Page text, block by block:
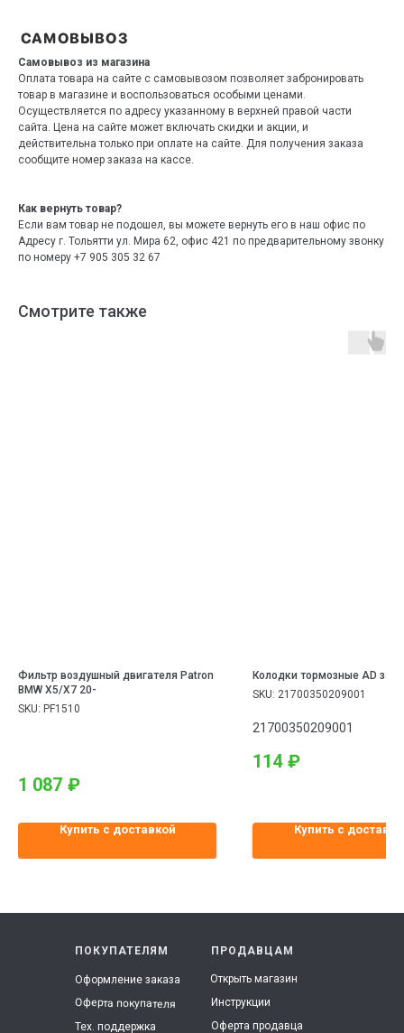
Самовывоз из магазина
Оплата товара на сайте с самовывозом позволяет забронировать
товар в магазине и воспользоваться особыми ценами.
Осуществляется по адресу указанному в верхней правой части
сайта. Цена на сайте может включать скидки и акции, и
действительна только при оплате на сайте. Для получения заказа
сообщите номер заказа на кассе.
Как вернуть товар?
Если вам товар не подошел, вы можете вернуть его в наш офис по
Адресу г. Тольятти ул. Мира 62, офис 421 по предварительному звонку
по номеру +7 905 305 32 67
Смотрите также
Фильтр воздушный двигателя Patron
BMW X5/X7 20-
SKU: PF1510
1 087 ₽
Купить с доставкой
Колодки тормозные AD
SKU: 21700350209001
21700350209001
114 ₽
Купить с
ПРОДАВЦАМ
Оферта продавца
Инструкции
Открыть магазин
ПОКУПАТЕЛЯМ
Тех. поддержка
Оферта покупателя
Оформление заказа